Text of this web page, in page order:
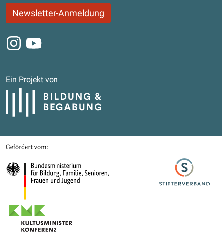
Newsletter-Anmeldung
Instagram
Youtube
Ein Projekt von
Bildung und Begabung
Gefördert von
Bundesministerium für Bildung, Familie, Senioren, Frauen und Jugend
Stifterverband
Kultusministerkonferenz